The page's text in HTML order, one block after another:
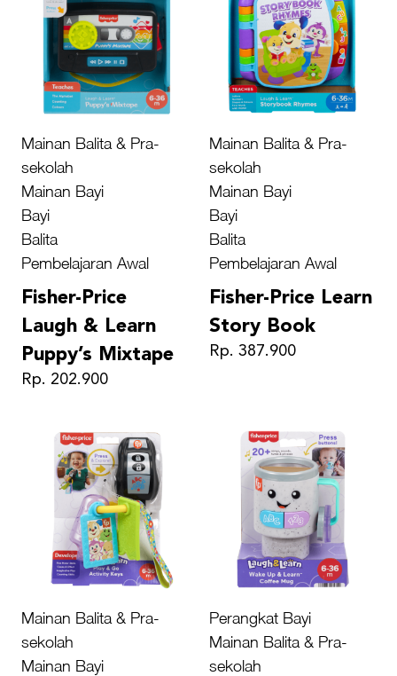
Mainan Balita & Pra-
sekolah
Mainan Bayi
Bayi
Balita
Pembelajaran Awal
Fisher-Price
Laugh & Learn
Puppy’s Mixtape
Rp. 202.900
Mainan Balita & Pra-
sekolah
Mainan Bayi
Bayi
Balita
Pembelajaran Awal
Fisher-Price Learn
Story Book
Rp. 387.900
Mainan Balita & Pra-
sekolah
Mainan Bayi
Perangkat Bayi
Mainan Balita & Pra-
sekolah